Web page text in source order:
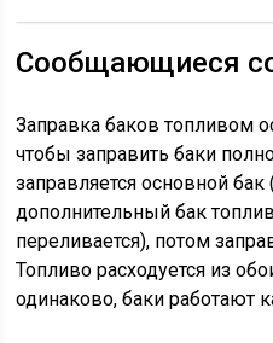
Сообщающиеся
Заправка баков топливом
чтобы заправить баки
заправляется основной
дополнительный бак
переливается), потом
Топливо расходуется из
одинаково, баки работают